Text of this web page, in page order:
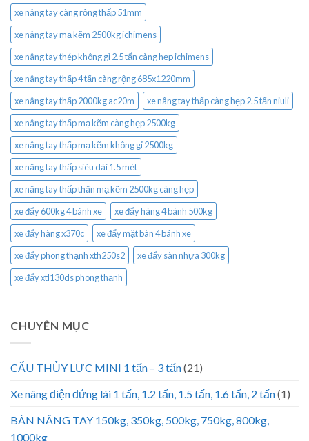
xe nâng tay càng rộng thấp 51mm
xe nâng tay mạ kẽm 2500kg ichimens
xe nâng tay thép không gỉ 2.5 tấn càng hẹp ichimens
xe nâng tay thấp 4 tấn càng rộng 685x1220mm
xe nâng tay thấp 2000kg ac20m
xe nâng tay thấp càng hẹp 2.5 tấn niuli
xe nâng tay thấp mạ kẽm càng hẹp 2500kg
xe nâng tay thấp mạ kẽm không gỉ 2500kg
xe nâng tay thấp siêu dài 1.5 mét
xe nâng tay thấp thân mạ kẽm 2500kg càng hẹp
xe đẩy 600kg 4 bánh xe
xe đẩy hàng 4 bánh 500kg
xe đẩy hàng x370c
xe đẩy mặt bàn 4 bánh xe
xe đẩy phong thạnh xth250s2
xe đẩy sàn nhựa 300kg
xe đẩy xtl130ds phong thạnh
CHUYÊN MỤC
CẨU THỦY LỰC MINI 1 tấn – 3 tấn(21)
Xe nâng điện đứng lái 1 tấn, 1.2 tấn, 1.5 tấn, 1.6 tấn, 2 tấn(1)
BÀN NÂNG TAY 150kg, 350kg, 500kg, 750kg, 800kg,
1000kg